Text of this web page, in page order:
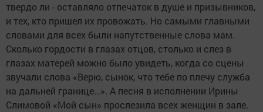
твердо ли - оставляло отпечаток в душе и призывников,
и тех, кто пришел их провожать. Но самыми главными
словами для всех были напутственные слова мам.
Сколько гордости в глазах отцов, столько и слез в
глазах матерей можно было увидеть, когда со сцены
звучали слова «Верю, сынок, что тебе по плечу служба
на дальней границе…». А песня в исполнении Ирины
Слимовой «Мой сын» прослезила всех женщин в зале.